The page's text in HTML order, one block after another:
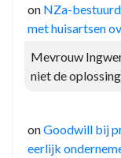
on NZa-
met huisartsen
Mevrouw
niet de
onGoodwill bij
eerlijk